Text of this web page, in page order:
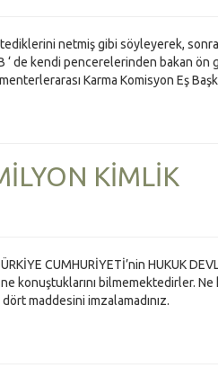
netmiş gibi söyleyerek,
‘ de kendi pencerelerinden bakan ön
Karma Komisyon Eş
KİMLİK
CUMHURİYETİ’nin HUKUK
ne konuştuklarını bilmemektedirler.
maddesini imzalamadınız.